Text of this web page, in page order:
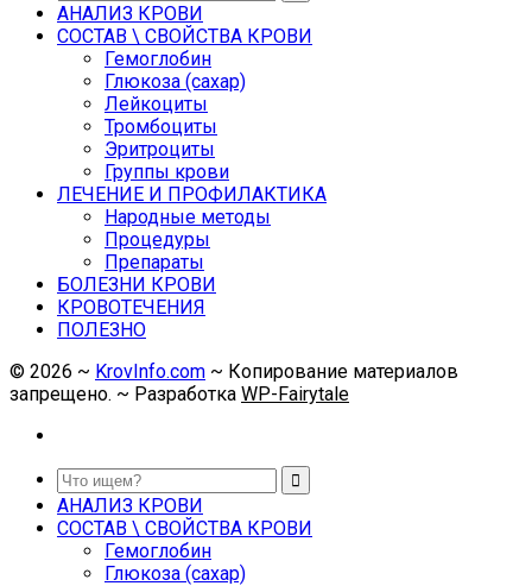
АНАЛИЗ КРОВИ
СОСТАВ \ СВОЙСТВА КРОВИ
Гемоглобин
Глюкоза (сахар)
Лейкоциты
Тромбоциты
Эритроциты
Группы крови
ЛЕЧЕНИЕ И ПРОФИЛАКТИКА
Народные методы
Процедуры
Препараты
БОЛЕЗНИ КРОВИ
КРОВОТЕЧЕНИЯ
ПОЛЕЗНО
© 2026 ~ KrovInfo.com ~ Копирование материалов
запрещено. ~ Разработка WP-Fairytale
АНАЛИЗ КРОВИ
СОСТАВ \ СВОЙСТВА КРОВИ
Гемоглобин
Глюкоза (сахар)